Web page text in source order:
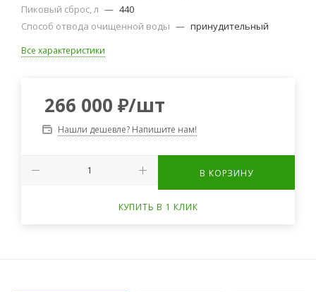
Пиковый сброс, л — 440
Способ отвода очищенной воды — принудительный
Все характеристики
266 000 ₽/шт
Нашли дешевле? Напишите нам!
В КОРЗИНУ
КУПИТЬ В 1 КЛИК